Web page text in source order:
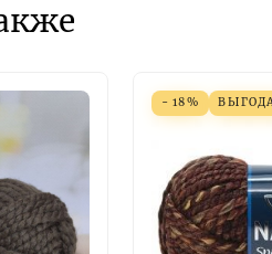
- 18%